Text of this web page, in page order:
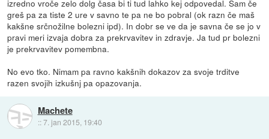
izredno vroče zelo dolg časa bi ti tud lahko kej odpovedal. Sam če
greš pa za tiste 2 ure v savno te pa ne bo pobral (ok razn če maš
kakšne srčnožilne bolezni ipd). In dobr se ve da je savna če se jo v
pravi meri izvaja dobra za prekrvavitev in zdravje. Ja tud pr bolezni
je prekrvavitev pomembna.
No evo tko. Nimam pa ravno kakšnih dokazov za svoje trditve
razen svojih izkušnj pa opazovanja.
Machete
::7. jan 2015, 19:40